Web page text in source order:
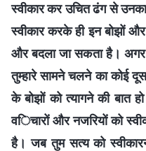
स्वीकार कर उचित ढंग से
स्वीकार करके ही इन बोझों
और बदला जा सकता है। अगर
तुम्हारे सामने चलने का कोई
के बोझों को त्यागने की बात
विचारों और नजरियों को
है। जब तुम सत्य को